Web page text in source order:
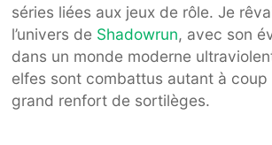
séries liées aux jeux de rôle. Je
l’univers de Shadowrun, avec son
dans un monde moderne
elfes sont combattus autant à coup
grand renfort de sortilèges.